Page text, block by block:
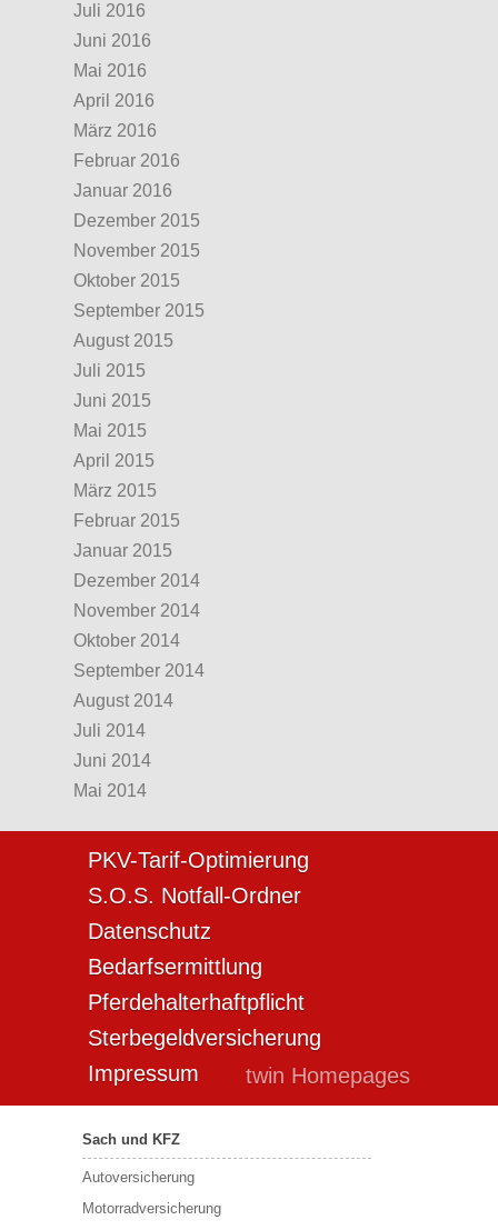
Juli 2016
Juni 2016
Mai 2016
April 2016
März 2016
Februar 2016
Januar 2016
Dezember 2015
November 2015
Oktober 2015
September 2015
August 2015
Juli 2015
Juni 2015
Mai 2015
April 2015
März 2015
Februar 2015
Januar 2015
Dezember 2014
November 2014
Oktober 2014
September 2014
August 2014
Juli 2014
Juni 2014
Mai 2014
PKV-Tarif-Optimierung
S.O.S. Notfall-Ordner
Datenschutz
Bedarfsermittlung
Pferdehalterhaftpflicht
Sterbegeldversicherung
Impressum
twin Homepages
Sach und KFZ
Autoversicherung
Motorradversicherung